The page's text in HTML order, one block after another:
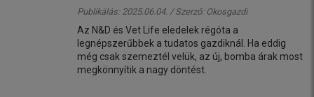
Publikálás: 2025.06.04. / Szerző: Okosgazdi
Az N&D és Vet Life eledelek régóta a
legnépszerűbbek a tudatos gazdiknál. Ha eddig
még csak szemeztél velük, az új, bomba árak most
megkönnyítik a nagy döntést.